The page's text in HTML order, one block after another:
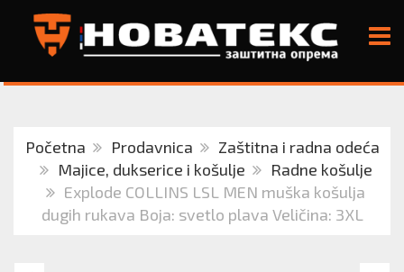
Početna Prodavnica
Zaštitna i radna odeća
Majice, dukserice i košulje
Radne košulje
Explode COLLINS LSL MEN muška košulja
dugih rukava Boja: svetlo plava Veličina: 3XL